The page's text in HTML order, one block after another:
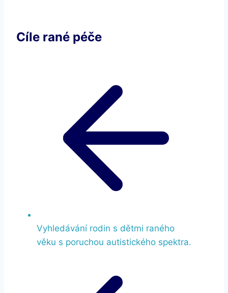
Cíle rané péče
Vyhledávání rodin s dětmi raného
věku s poruchou autistického spektra.